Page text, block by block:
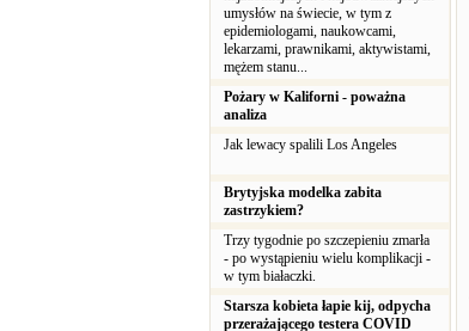
umysłów na świecie, w tym z
epidemiologami, naukowcami,
lekarzami, prawnikami, aktywistami,
mężem stanu...
Pożary w Kaliforni - poważna
analiza
Jak lewacy spalili Los Angeles
Brytyjska modelka zabita
zastrzykiem?
Trzy tygodnie po szczepieniu zmarła
- po wystąpieniu wielu komplikacji -
w tym białaczki.
Starsza kobieta łapie kij, odpycha
przerażającego testera COVID